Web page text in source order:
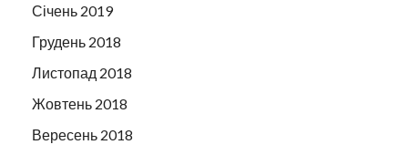
Січень 2019
Грудень 2018
Листопад 2018
Жовтень 2018
Вересень 2018